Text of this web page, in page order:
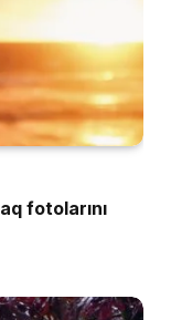
fotolarını